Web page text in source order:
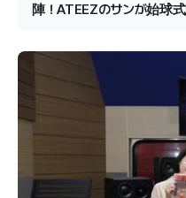
陣！ATEEZのサンが始球